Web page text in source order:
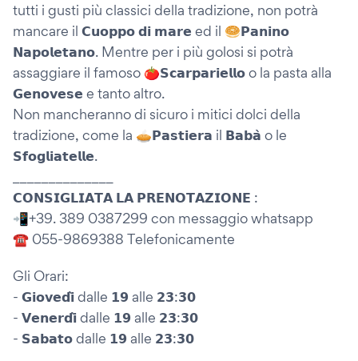
tutti i gusti più classici della tradizione, non potrà
mancare il 𝗖𝘂𝗼𝗽𝗽𝗼 𝗱𝗶 𝗺𝗮𝗿𝗲 ed il 🥯𝗣𝗮𝗻𝗶𝗻𝗼
𝗡𝗮𝗽𝗼𝗹𝗲𝘁𝗮𝗻𝗼. Mentre per i più golosi si potrà
assaggiare il famoso 🍅𝗦𝗰𝗮𝗿𝗽𝗮𝗿𝗶𝗲𝗹𝗹𝗼 o la pasta alla
𝗚𝗲𝗻𝗼𝘃𝗲𝘀𝗲 e tanto altro.
Non mancheranno di sicuro i mitici dolci della
tradizione, come la 🥧𝗣𝗮𝘀𝘁𝗶𝗲𝗿𝗮 il 𝗕𝗮𝗯𝗮̀ o le
𝗦𝗳𝗼𝗴𝗹𝗶𝗮𝘁𝗲𝗹𝗹𝗲.
𝗖𝗢𝗡𝗦𝗜𝗚𝗟𝗜𝗔𝗧𝗔 𝗟𝗔 𝗣𝗥𝗘𝗡𝗢𝗧𝗔𝗭𝗜𝗢𝗡𝗘 :
📲+39. 389 0387299 con messaggio whatsapp
☎️ 055-9869388 Telefonicamente
Gli Orari:
- 𝗚𝗶𝗼𝘃𝗲𝗱𝗶̀ dalle 𝟭𝟵 alle 𝟮𝟯:𝟯𝟬
- 𝗩𝗲𝗻𝗲𝗿𝗱𝗶̀ dalle 𝟭𝟵 alle 𝟮𝟯:𝟯𝟬
- 𝗦𝗮𝗯𝗮𝘁𝗼 dalle 𝟭𝟵 alle 𝟮𝟯:𝟯𝟬